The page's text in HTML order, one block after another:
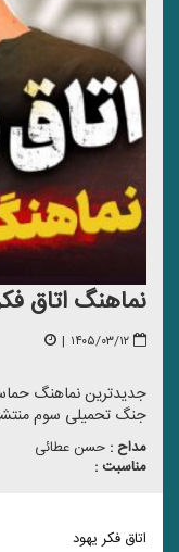
نماهنگ اتاق
۱۴۰۵/۰۳/۱۲ |
جدیدترین نماهنگ
جنگ تحمیلی سوم
مداح : حسن عطائی
مناسبت :
اتاق فکر یهود